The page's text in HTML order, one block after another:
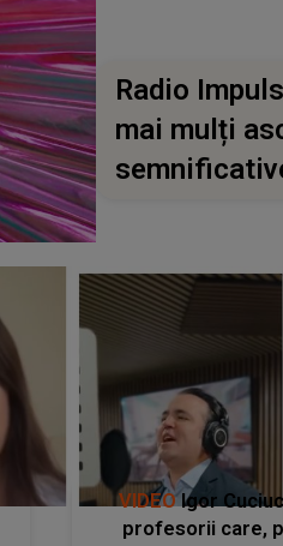
Radio
mai mulți
VIDEOIgor
profesorii care,